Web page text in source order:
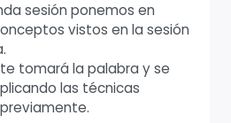
sesión ponemos en
vistos en la sesión
tomará la palabra y se
las técnicas